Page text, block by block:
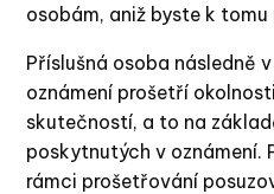
osobám, aniž byste k tomu
Příslušná osoba následně
oznámení prošetří
skutečností, a to na
poskytnutých v oznámení.
rámci prošetřování